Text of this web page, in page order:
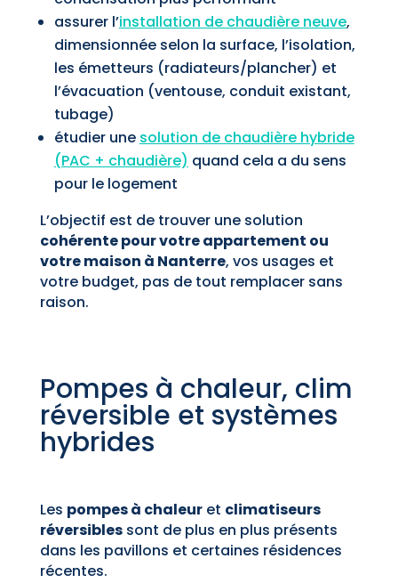
assurer l’installation de chaudière neuve,
dimensionnée selon la surface, l’isolation,
les émetteurs (radiateurs/plancher) et
l’évacuation (ventouse, conduit existant,
tubage)
étudier une solution de chaudière hybride
(PAC + chaudière) quand cela a du sens
pour le logement
L’objectif est de trouver une solution
cohérente pour votre appartement ou
votre maison à Nanterre, vos usages et
votre budget, pas de tout remplacer sans
raison.
Pompes à chaleur, clim
réversible et systèmes
hybrides
Les pompes à chaleuret climatiseurs
réversiblessont de plus en plus présents
dans les pavillons et certaines résidences
récentes.